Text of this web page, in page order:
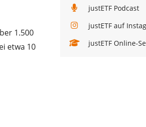
1.500
etwa 10
justETF Podcast
justETF auf
justETF Online-